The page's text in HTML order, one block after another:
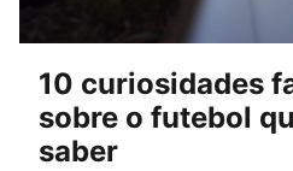
10 curiosidades
sobre o futebol
saber